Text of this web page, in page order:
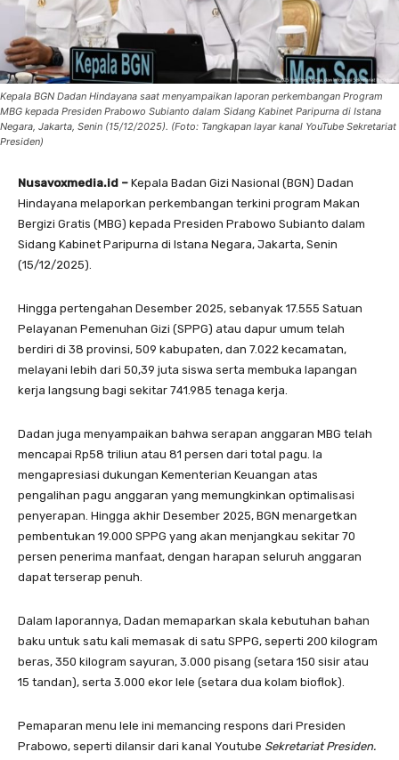
Kepala BGN Dadan Hindayana saat menyampaikan laporan perkembangan Program
MBG kepada Presiden Prabowo Subianto dalam Sidang Kabinet Paripurna di Istana
Negara, Jakarta, Senin (15/12/2025). (Foto: Tangkapan layar kanal YouTube Sekretariat
Presiden)
Nusavoxmedia.id – Kepala Badan Gizi Nasional (BGN) Dadan
Hindayana melaporkan perkembangan terkini program Makan
Bergizi Gratis (MBG) kepada Presiden Prabowo Subianto dalam
Sidang Kabinet Paripurna di Istana Negara, Jakarta, Senin
(15/12/2025).
Hingga pertengahan Desember 2025, sebanyak 17.555 Satuan
Pelayanan Pemenuhan Gizi (SPPG) atau dapur umum telah
berdiri di 38 provinsi, 509 kabupaten, dan 7.022 kecamatan,
melayani lebih dari 50,39 juta siswa serta membuka lapangan
kerja langsung bagi sekitar 741.985 tenaga kerja.
Dadan juga menyampaikan bahwa serapan anggaran MBG telah
mencapai Rp58 triliun atau 81 persen dari total pagu. Ia
mengapresiasi dukungan Kementerian Keuangan atas
pengalihan pagu anggaran yang memungkinkan optimalisasi
penyerapan. Hingga akhir Desember 2025, BGN menargetkan
pembentukan 19.000 SPPG yang akan menjangkau sekitar 70
persen penerima manfaat, dengan harapan seluruh anggaran
dapat terserap penuh.
Dalam laporannya, Dadan memaparkan skala kebutuhan bahan
baku untuk satu kali memasak di satu SPPG, seperti 200 kilogram
beras, 350 kilogram sayuran, 3.000 pisang (setara 150 sisir atau
15 tandan), serta 3.000 ekor lele (setara dua kolam bioflok).
Pemaparan menu lele ini memancing respons dari Presiden
Prabowo, seperti dilansir dari kanal Youtube Sekretariat Presiden.